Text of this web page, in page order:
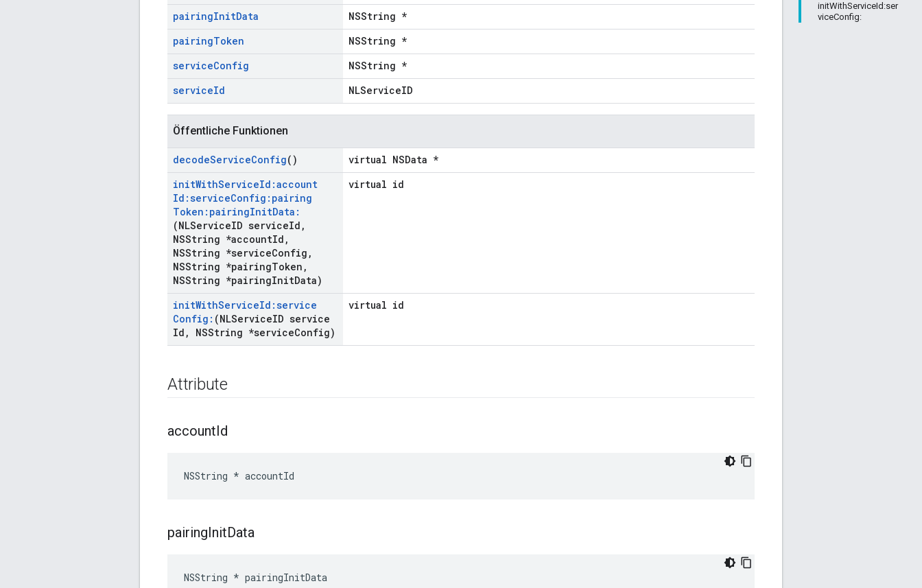
initWithServiceId:ser
viceConfig:
pairingInitData
NSString *
pairingToken
NSString *
serviceConfig
NSString *
serviceId NLServiceID
Öffentliche Funktionen
decodeServiceConfig()
virtual NSData *
initWithServiceId:account
Id:serviceConfig:pairing
Token:pairingInitData:
(NLServiceID serviceId ,
NSString *accountId ,
NSString *serviceConfig ,
NSString *pairingToken ,
NSString *pairingInitData)
virtual id
initWithServiceId:service
Config: (NLServiceID service
Id , NSString *serviceConfig)
virtual id
Attribute
accountId
NSString * accountId
pairingInitData
NSString * pairingInitData